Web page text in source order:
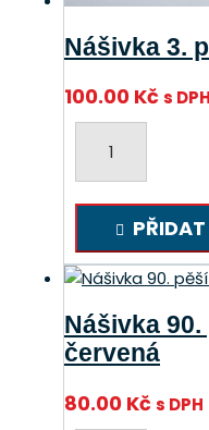
Nášivka 3.
100.00 Kčs DPH
pěší
divize
Army
množství
Nášivka
červená
80.00 Kčs DPH